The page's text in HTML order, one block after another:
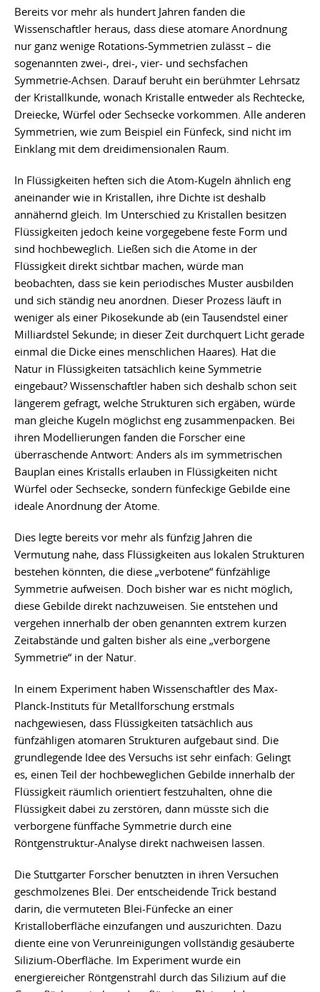
Bereits vor mehr als hundert Jahren fanden die
Wissenschaftler heraus, dass diese atomare Anordnung
nur ganz wenige Rotations-Symmetrien zulässt – die
sogenannten zwei-, drei-, vier- und sechsfachen
Symmetrie-Achsen. Darauf beruht ein berühmter Lehrsatz
der Kristallkunde, wonach Kristalle entweder als Rechtecke,
Dreiecke, Würfel oder Sechsecke vorkommen. Alle anderen
Symmetrien, wie zum Beispiel ein Fünfeck, sind nicht im
Einklang mit dem dreidimensionalen Raum.
In Flüssigkeiten heften sich die Atom-Kugeln ähnlich eng
aneinander wie in Kristallen, ihre Dichte ist deshalb
annähernd gleich. Im Unterschied zu Kristallen besitzen
Flüssigkeiten jedoch keine vorgegebene feste Form und
sind hochbeweglich. Ließen sich die Atome in der
Flüssigkeit direkt sichtbar machen, würde man
beobachten, dass sie kein periodisches Muster ausbilden
und sich ständig neu anordnen. Dieser Prozess läuft in
weniger als einer Pikosekunde ab (ein Tausendstel einer
Milliardstel Sekunde; in dieser Zeit durchquert Licht gerade
einmal die Dicke eines menschlichen Haares). Hat die
Natur in Flüssigkeiten tatsächlich keine Symmetrie
eingebaut? Wissenschaftler haben sich deshalb schon seit
längerem gefragt, welche Strukturen sich ergäben, würde
man gleiche Kugeln möglichst eng zusammenpacken. Bei
ihren Modellierungen fanden die Forscher eine
überraschende Antwort: Anders als im symmetrischen
Bauplan eines Kristalls erlauben in Flüssigkeiten nicht
Würfel oder Sechsecke, sondern fünfeckige Gebilde eine
ideale Anordnung der Atome.
Dies legte bereits vor mehr als fünfzig Jahren die
Vermutung nahe, dass Flüssigkeiten aus lokalen Strukturen
bestehen könnten, die diese „verbotene“ fünfzählige
Symmetrie aufweisen. Doch bisher war es nicht möglich,
diese Gebilde direkt nachzuweisen. Sie entstehen und
vergehen innerhalb der oben genannten extrem kurzen
Zeitabstände und galten bisher als eine „verborgene
Symmetrie“ in der Natur.
In einem Experiment haben Wissenschaftler des Max-
Planck-Instituts für Metallforschung erstmals
nachgewiesen, dass Flüssigkeiten tatsächlich aus
fünfzähligen atomaren Strukturen aufgebaut sind. Die
grundlegende Idee des Versuchs ist sehr einfach: Gelingt
es, einen Teil der hochbeweglichen Gebilde innerhalb der
Flüssigkeit räumlich orientiert festzuhalten, ohne die
Flüssigkeit dabei zu zerstören, dann müsste sich die
verborgene fünffache Symmetrie durch eine
Röntgenstruktur-Analyse direkt nachweisen lassen.
Die Stuttgarter Forscher benutzten in ihren Versuchen
geschmolzenes Blei. Der entscheidende Trick bestand
darin, die vermuteten Blei-Fünfecke an einer
Kristalloberfläche einzufangen und auszurichten. Dazu
diente eine von Verunreinigungen vollständig gesäuberte
Silizium-Oberfläche. Im Experiment wurde ein
energiereicher Röntgenstrahl durch das Silizium auf die